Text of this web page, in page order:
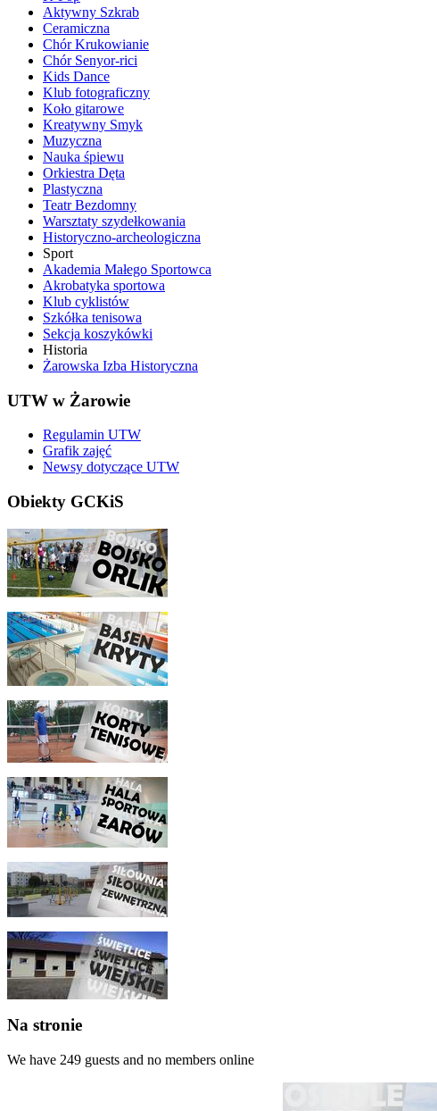
Aktywny Szkrab
Ceramiczna
Chór Krukowianie
Chór Senyor-rici
Kids Dance
Klub fotograficzny
Koło gitarowe
Kreatywny Smyk
Muzyczna
Nauka śpiewu
Orkiestra Dęta
Plastyczna
Teatr Bezdomny
Warsztaty szydełkowania
Historyczno-archeologiczna
Sport
Akademia Małego Sportowca
Akrobatyka sportowa
Klub cyklistów
Szkółka tenisowa
Sekcja koszykówki
Historia
Żarowska Izba Historyczna
UTW w Żarowie
Regulamin UTW
Grafik zajęć
Newsy dotyczące UTW
Obiekty GCKiS
Na stronie
We have 249 guests and no members online